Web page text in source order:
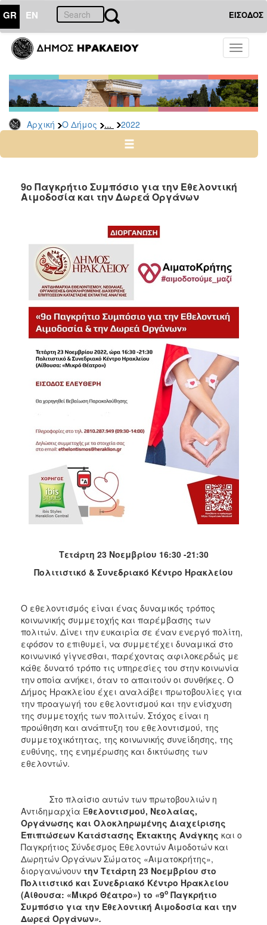
GR EN ΕΙΣΟΔΟΣ
Toggle
Αρχική Ο Δήμος ... 2022
ΔΗΜΟΣ
Δελτία
Τύπου
Αρχείο
2026
2024
2022
2019
2018
2017
2016
2015
2013
2012
ΠΟΛΙΤΙΣΜΟΣ
9ο Παγκρήτιο Συμπόσιο για την Εθελοντική
Αιμοδοσία και την Δωρεά Οργάνων
Τετάρτη 23 Νοεμβρίου 16:30 -21:30
Πολιτιστικό & Συνεδριακό Κέντρο Ηρακλείου
Ο εθελοντισμός είναι ένας δυναμικός τρόπος
κοινωνικής συμμετοχής και παρέμβασης των
πολιτών. Δίνει την ευκαιρία σε έναν ενεργό πολίτη,
εφόσον το επιθυμεί, να συμμετέχει δυναμικά στο
κοινωνικό γίγνεσθαι, παρέχοντας αφιλοκερδώς με
κάθε δυνατό τρόπο τις υπηρεσίες του στην κοινωνία
την οποία ανήκει, όταν το απαιτούν οι συνθήκες. Ο
Δήμος Ηρακλείου έχει αναλάβει πρωτοβουλίες για
την προαγωγή του εθελοντισμού και την ενίσχυση
της συμμετοχής των πολιτών. Στόχος είναι η
προώθηση και ανάπτυξη του εθελοντισμού, της
συμμετοχικότητας, της κοινωνικής συνείδησης, της
ευθύνης, της ενημέρωσης και δικτύωσης των
εθελοντών.
Στο πλαίσιο αυτών των πρωτοβουλιών η
Αντιδημαρχία Εθελοντισμού, Νεολαίας,
Οργάνωσης και Ολοκληρωμένης Διαχείρισης
Επιπτώσεων Κατάστασης Έκτακτης Ανάγκης και ο
Παγκρήτιος Σύνδεσμος Εθελοντών Αιμοδοτών και
Δωρητών Οργάνων Σώματος «Αιματοκρήτης»,
διοργανώνουν την Τετάρτη 23 Νοεμβρίου στο
Πολιτιστικό και Συνεδριακό Κέντρο Ηρακλείου
(Αίθουσα: «Μικρό Θέατρο») το «9ο Παγκρήτιο
Συμπόσιο για την Εθελοντική Αιμοδοσία και την
Δωρεά Οργάνων».